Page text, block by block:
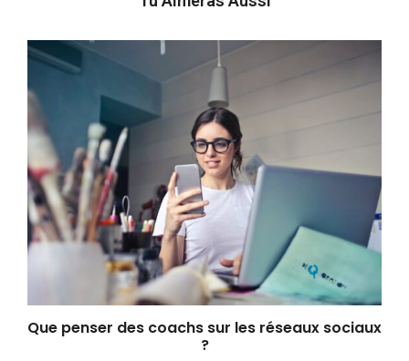
Que penser des coachs sur les réseaux sociaux
?